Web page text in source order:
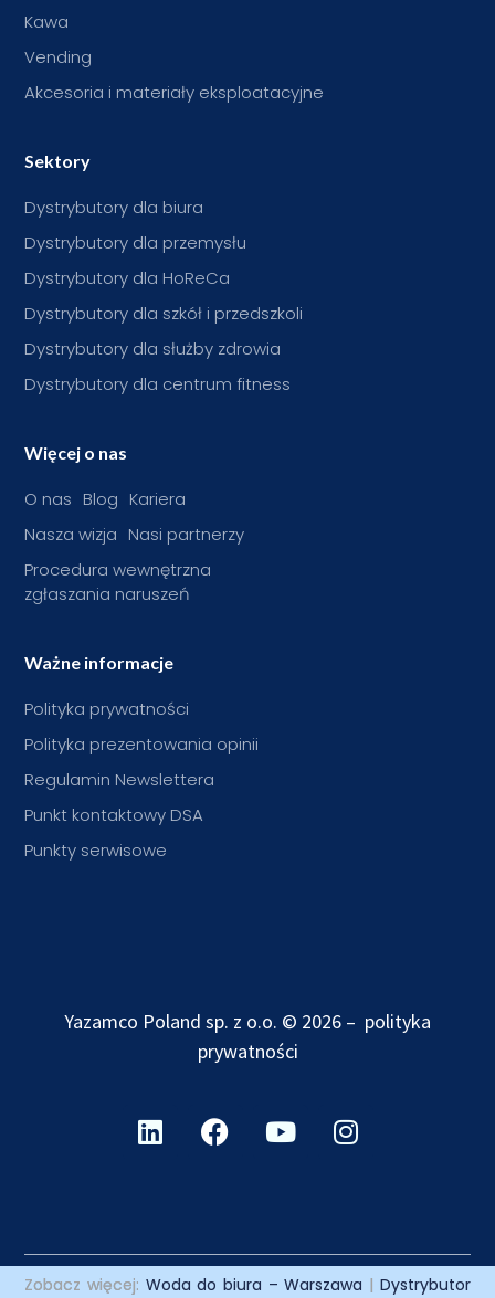
Kawa
Vending
Akcesoria i materiały eksploatacyjne
Sektory
Dystrybutory dla biura
Dystrybutory dla przemysłu
Dystrybutory dla HoReCa
Dystrybutory dla szkół i przedszkoli
Dystrybutory dla służby zdrowia
Dystrybutory dla centrum fitness
Więcej o nas
O nas Blog Kariera
Nasza wizja Nasi partnerzy
Procedura wewnętrzna
zgłaszania naruszeń
Ważne informacje
Polityka prywatności
Polityka prezentowania opinii
Regulamin Newslettera
Punkt kontaktowy DSA
Punkty serwisowe
Yazamco Poland sp. z o.o. © 2026 – polityka
prywatności
Zobacz więcej: Woda do biura – Warszawa | Dystrybutor